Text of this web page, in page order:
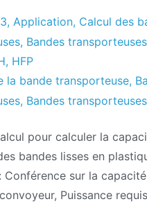
, Application, Calcul des
, Bandes transporteuses
, HFP
la bande transporteuse,
, Bandes
pour calculer la
bandes lisses en
Conférence sur la
Puissance